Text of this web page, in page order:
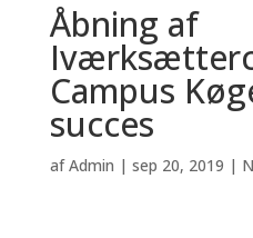
Åbning af
Campus
succes
afAdmin | sep 20, 2019 |